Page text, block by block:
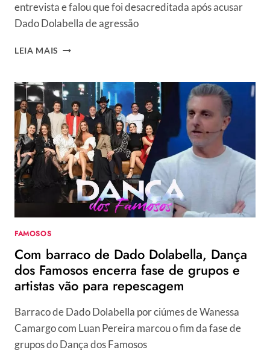
entrevista e falou que foi desacreditada após acusar
Dado Dolabella de agressão
LEIA MAIS LUANA
APÓS
CONFUSÃO
DE
DADO
DOLABELLA
E
WANESSA
CAMARGO:
“VEGANISMO
NÃO
FAMOSOS
Com barraco de Dado Dolabella, Dança
dos Famosos encerra fase de grupos e
artistas vão para repescagem
Barraco de Dado Dolabella por ciúmes de Wanessa
Camargo com Luan Pereira marcou o fim da fase de
grupos do Dança dos Famosos